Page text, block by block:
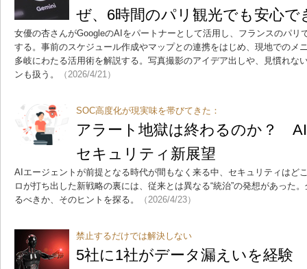
ぜ、6時間のパリ観光でも安心で
女優の杏さんがGoogleのAIをパートナーとして活用し、フランスのパリ
する。事前のスケジュール作成やマップとの連携をはじめ、現地でのメ
多岐にわたる活用術を解説する。写真撮影のアイデア出しや、見慣れな
ンも扱う。
（2026/4/21）
SOC高度化が現実味を帯びてきた：
アラート地獄は終わるのか？
セキュリティ新展望
AIエージェントが前提となる時代が間もなく来る中、セキュリティはど
ロが打ち出した新戦略の裏には、従来とは異なる“統治”の発想があった
るべきか、そのヒントを探る。
（2026/4/23）
禁止するだけでは解決しない
5社に1社がデータ漏えいを経験